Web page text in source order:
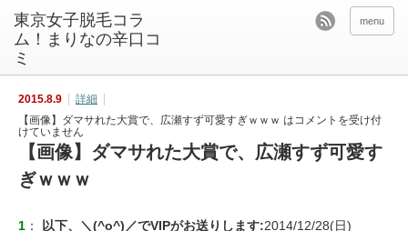
東京女子脱毛コラ
ム！まりなの辛口コ
ミ
menu
2015.8.9
詳細
【画像】ダマサれた大賞で、広瀬すず可愛すぎｗｗｗ はコメントを受け付
けていません
【画像】ダマサれた大賞で、広瀬すず可愛す
ぎｗｗｗ
1 ： 以下、＼(^o^)／でVIPがお送りします:2014/12/28(日)